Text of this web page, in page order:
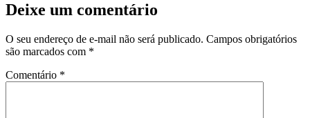
Deixe um comentário
O seu endereço de e-mail não será publicado. Campos obrigatórios
são marcados com *
Comentário *